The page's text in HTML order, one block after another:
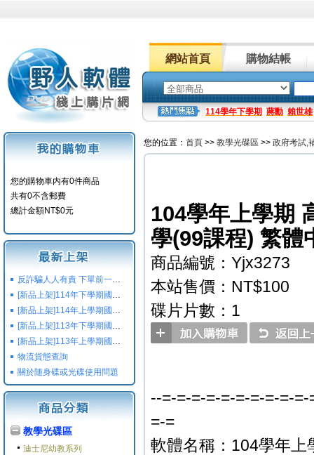
網站首頁 購物結帳
114學年下學期 蔣勳 賴世雄
您的購物車内有0件商品
共有0不含郵費
總計金額NT$0元
反詐騙人人有責 下單前一定要注意
[新品上架]114年下學期國小國中高中命題光碟,校用卷,習作
[新品上架]114年上學期國小國中高中命題光碟,校用卷,習作
[新品上架]113年下學期國小國中高中命題光碟,校用卷,習作
[新品上架]113年上學期國小國中高中命題光碟,校用卷,習作
物流貨態查詢
關於随身碟或光碟使用問題
教學光碟區
迪士尼幼教系列
您的位置： 首頁 >> 教學光碟區 >> 政府考試,
104學年上學期
學(99課程) 繁體
商品編號：Yjx3273
本站售價：NT$100
碟片片數：1
--=-=-=-=-=-=-=-=-=-
=-=
軟體名稱：104學年上